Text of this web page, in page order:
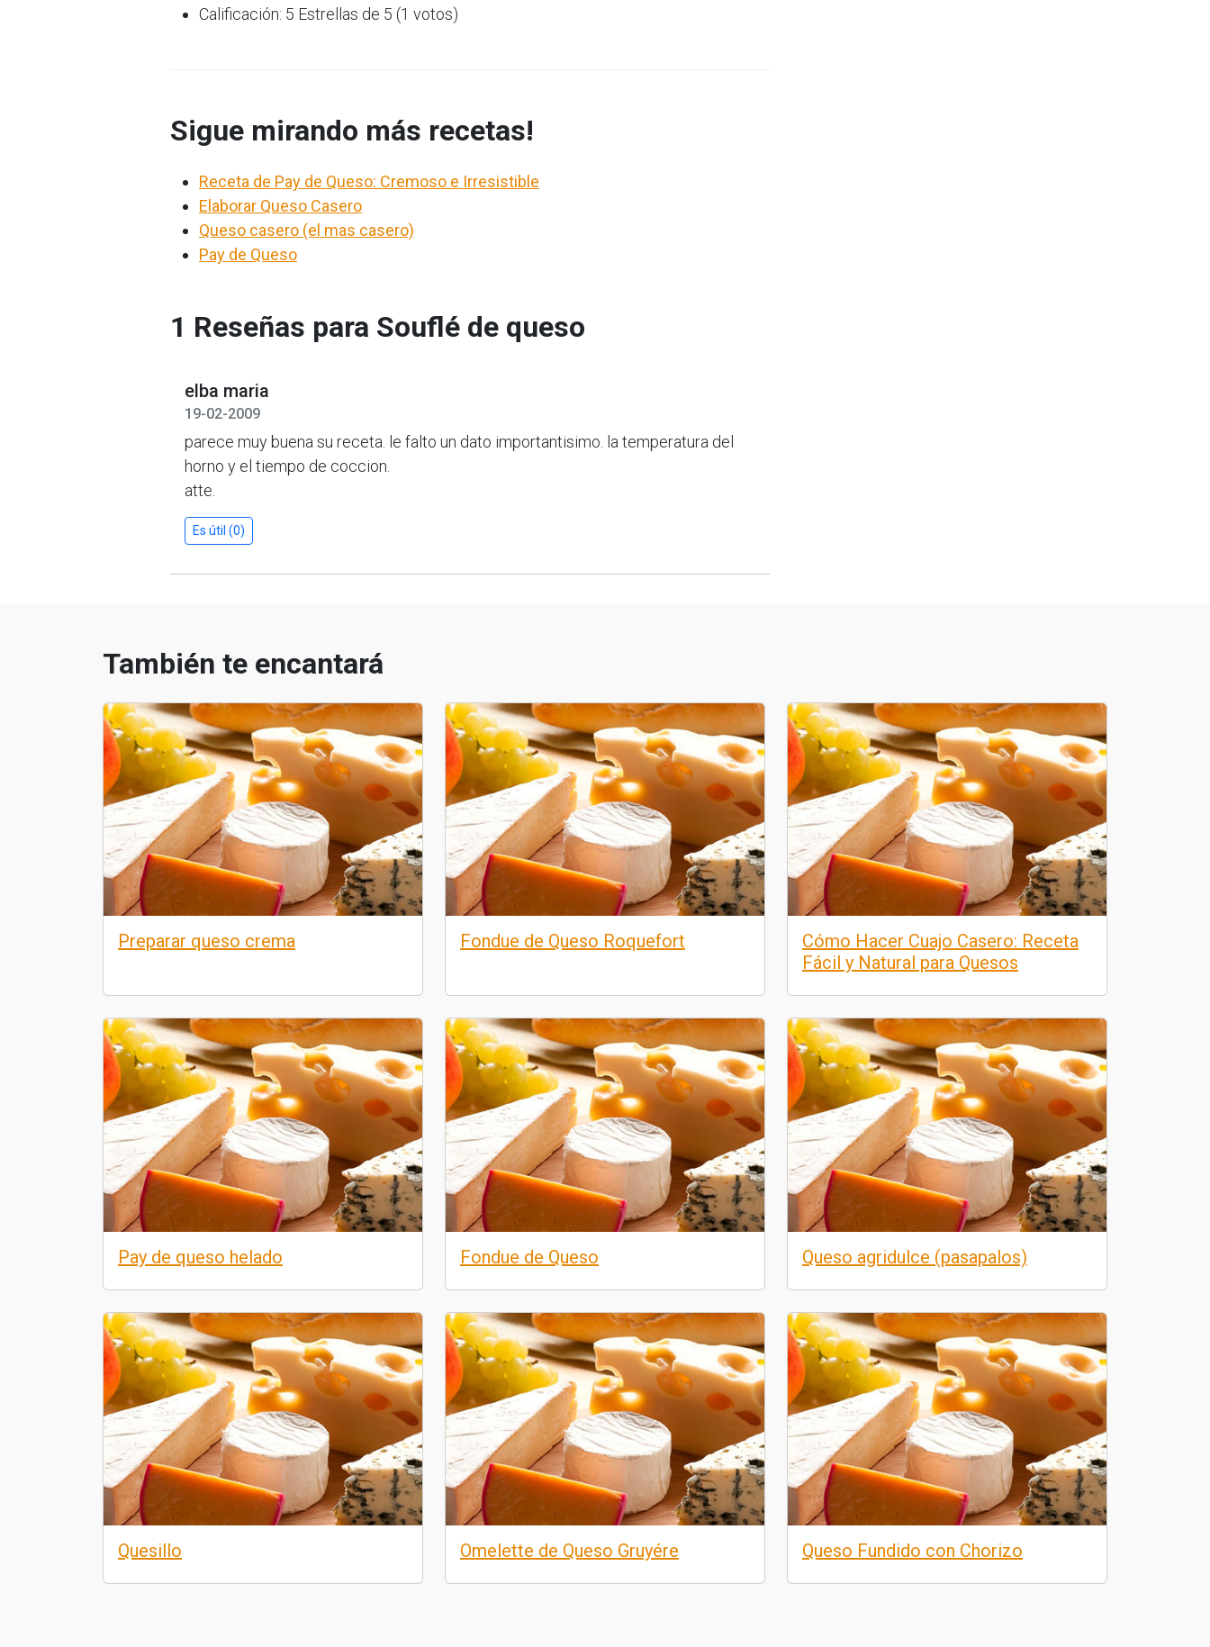
Calificación: 5 Estrellas de 5 (1 votos)
Sigue mirando más recetas!
Receta de Pay de Queso: Cremoso e Irresistible
Elaborar Queso Casero
Queso casero (el mas casero)
Pay de Queso
1 Reseñas para Souflé de queso
elba maria
19-02-2009
parece muy buena su receta. le falto un dato importantisimo. la temperatura del
horno y el tiempo de coccion.
atte.
Es útil (0)
También te encantará
Preparar queso crema Fondue de Queso Roquefort
Cómo Hacer Cuajo Casero: Receta
Fácil y Natural para Quesos
Pay de queso helado Fondue de Queso Queso agridulce (pasapalos)
Quesillo Omelette de Queso Gruyére Queso Fundido con Chorizo